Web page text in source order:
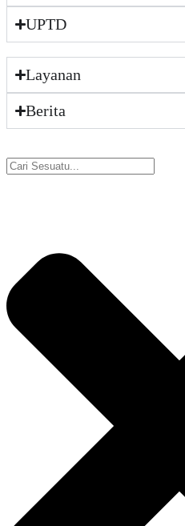
UPTD
Layanan
Berita